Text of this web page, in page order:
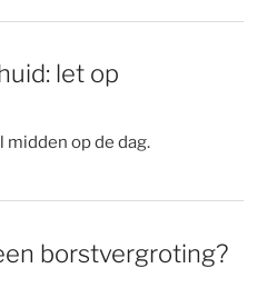
let op
midden op de dag.
borstvergroting?